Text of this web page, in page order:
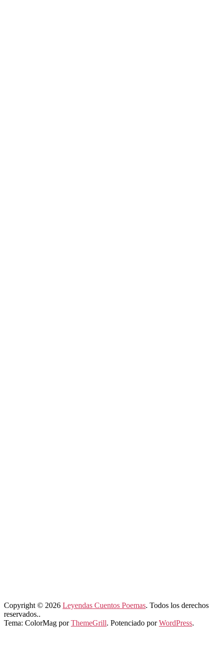
Copyright © 2026 Leyendas Cuentos Poemas. Todos los derechos
reservados..
Tema: ColorMag porThemeGrill. Potenciado porWordPress.